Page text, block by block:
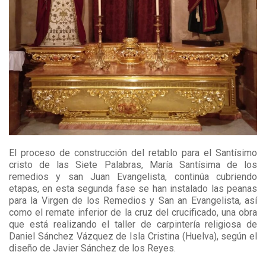
El proceso de construcción del retablo para el Santísimo
cristo de las Siete Palabras, María Santísima de los
remedios y san Juan Evangelista, continúa cubriendo
etapas, en esta segunda fase se han instalado las peanas
para la Virgen de los Remedios y San an Evangelista, así
como el remate inferior de la cruz del crucificado, una obra
que está realizando el taller de carpintería religiosa de
Daniel Sánchez Vázquez de Isla Cristina (Huelva), según el
diseño de Javier Sánchez de los Reyes.